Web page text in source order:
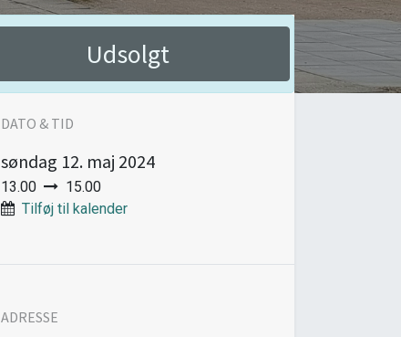
Udsolgt
DATO & TID
søndag 12. maj 2024
13.00
15.00
Tilføj til kalender
ADRESSE